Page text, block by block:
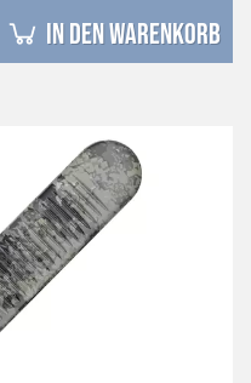
in den Warenkorb